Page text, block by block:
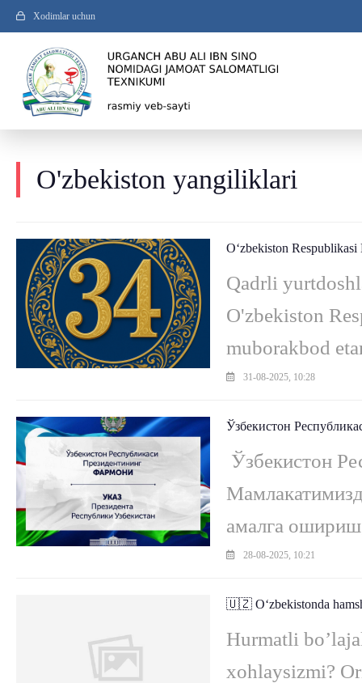
Xodimlar uchun
O'zbekiston yangiliklari
O‘zbekiston
Qadrli
O'zbekiston
muborakbod
o‘z31-08-2025, 10:28
Ўзбекистон
Ўзбекистон
амалга
халқимиз
28-08-2025, 10:21
🇺🇿 O‘zbekistonda
Hurmatli
xohlaysizmi?